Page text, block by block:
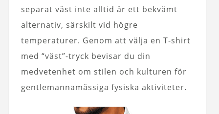
separat väst inte alltid är ett bekvämt
alternativ, särskilt vid högre
temperaturer. Genom att välja en T-shirt
med “väst”-tryck bevisar du din
medvetenhet om stilen och kulturen för
gentlemannamässiga fysiska aktiviteter.